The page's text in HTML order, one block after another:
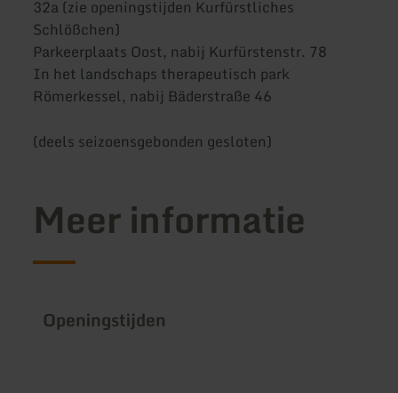
32a (zie openingstijden Kurfürstliches
Schlößchen)
Parkeerplaats Oost, nabij Kurfürstenstr. 78
In het landschaps therapeutisch park
Römerkessel, nabij Bäderstraße 46
(deels seizoensgebonden gesloten)
Meer informatie
Openingstijden